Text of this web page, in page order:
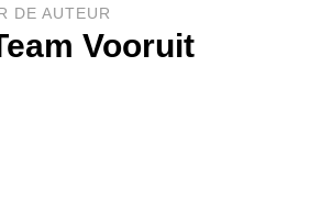
DE AUTEUR
Vooruit